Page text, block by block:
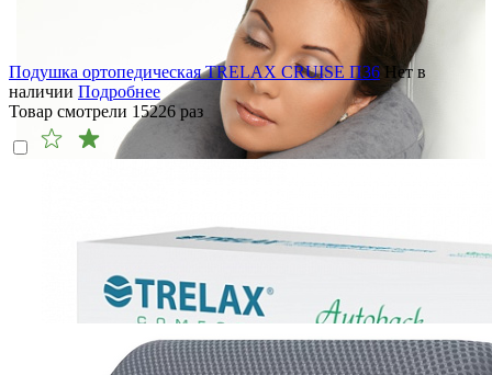
Подушка ортопедическая TRELAX CRUISE П36 Нет в
наличии Подробнее
Товар смотрели 15226 раз